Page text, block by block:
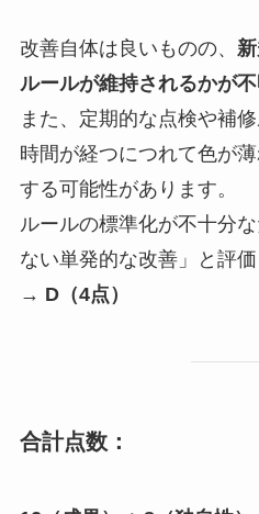
改善自体は良いものの、
ルールが維持されるかが不
また、定期的な点検や補
時間が経つにつれて色が
する可能性があります。
ルールの標準化が不十分
ない単発的な改善」と評価
→ D（4点）
合計点数：